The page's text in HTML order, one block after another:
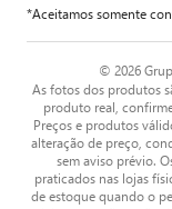
*Aceitamos somente
© 2026
As fotos dos produtos
produto real,
Preços e produtos
alteração de preço,
sem aviso prévio.
praticados nas lojas
de estoque quando o